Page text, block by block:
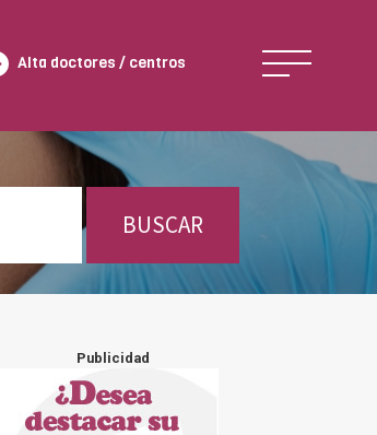
Alta doctores / centros
BUSCAR
Publicidad